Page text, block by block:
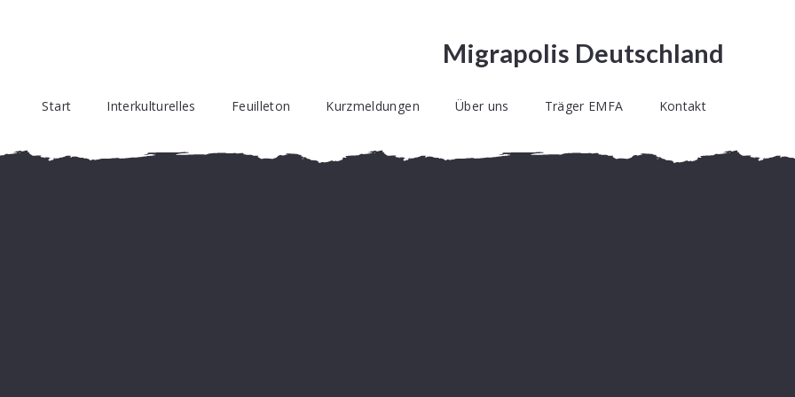
Migrapolis Deutschland
Start Interkulturelles Feuilleton Kurzmeldungen Über uns Träger EMFA Kontakt